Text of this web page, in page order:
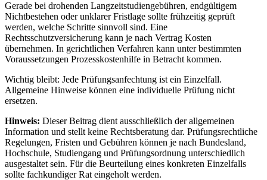
Gerade bei drohenden Langzeitstudiengebühren, endgültigem
Nichtbestehen oder unklarer Fristlage sollte frühzeitig geprüft
werden, welche Schritte sinnvoll sind. Eine
Rechtsschutzversicherung kann je nach Vertrag Kosten
übernehmen. In gerichtlichen Verfahren kann unter bestimmten
Voraussetzungen Prozesskostenhilfe in Betracht kommen.
Wichtig bleibt: Jede Prüfungsanfechtung ist ein Einzelfall.
Allgemeine Hinweise können eine individuelle Prüfung nicht
ersetzen.
Hinweis: Dieser Beitrag dient ausschließlich der allgemeinen
Information und stellt keine Rechtsberatung dar. Prüfungsrechtliche
Regelungen, Fristen und Gebühren können je nach Bundesland,
Hochschule, Studiengang und Prüfungsordnung unterschiedlich
ausgestaltet sein. Für die Beurteilung eines konkreten Einzelfalls
sollte fachkundiger Rat eingeholt werden.